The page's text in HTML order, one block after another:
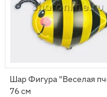
Шар Фигура "Веселая
76 см